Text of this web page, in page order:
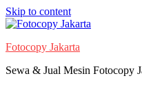
Skip to content
Fotocopy Jakarta
Sewa & Jual Mesin Fotocopy